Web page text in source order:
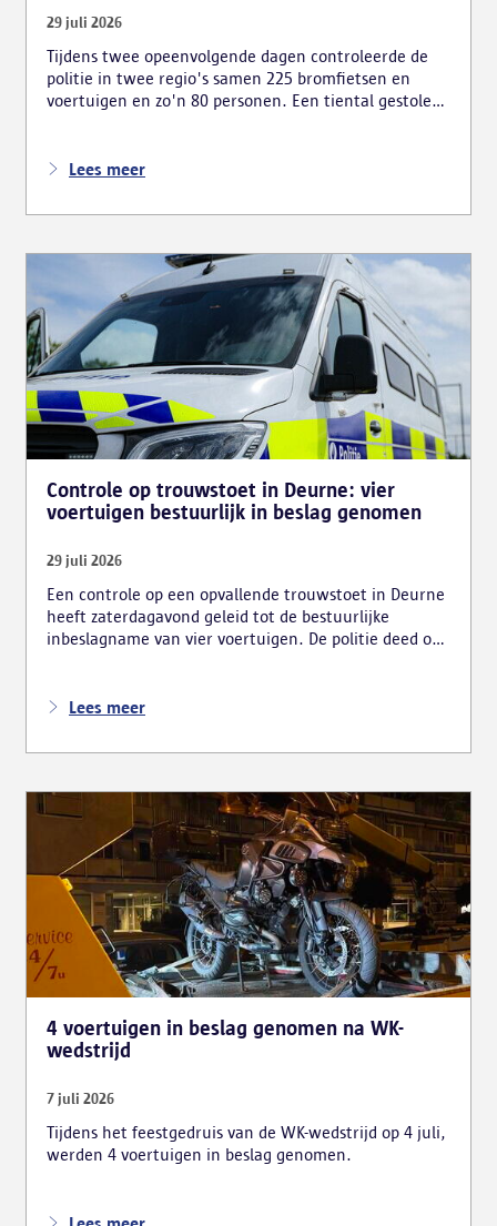
29 juli 2026
Tijdens twee opeenvolgende dagen controleerde de
politie in twee regio's samen 225 bromfietsen en
voertuigen en zo'n 80 personen. Een tiental gestolen
Daarnaast arresteerde de politie ook drie verdachten
inbrekersmateriaal gevonden.
Lees meer
Controle op trouwstoet in Deurne: vier
voertuigen bestuurlijk in beslag genomen
29 juli 2026
Een controle op een opvallende trouwstoet in Deurne
heeft zaterdagavond geleid tot de bestuurlijke
inbeslagname van vier voertuigen. De politie deed ook
weggebruikers melding hadden gemaakt van het
dat als gevolg had.
Lees meer
4 voertuigen in beslag genomen na WK-
wedstrijd
7 juli 2026
Tijdens het feestgedruis van de WK-wedstrijd op 4 juli,
werden 4 voertuigen in beslag genomen.